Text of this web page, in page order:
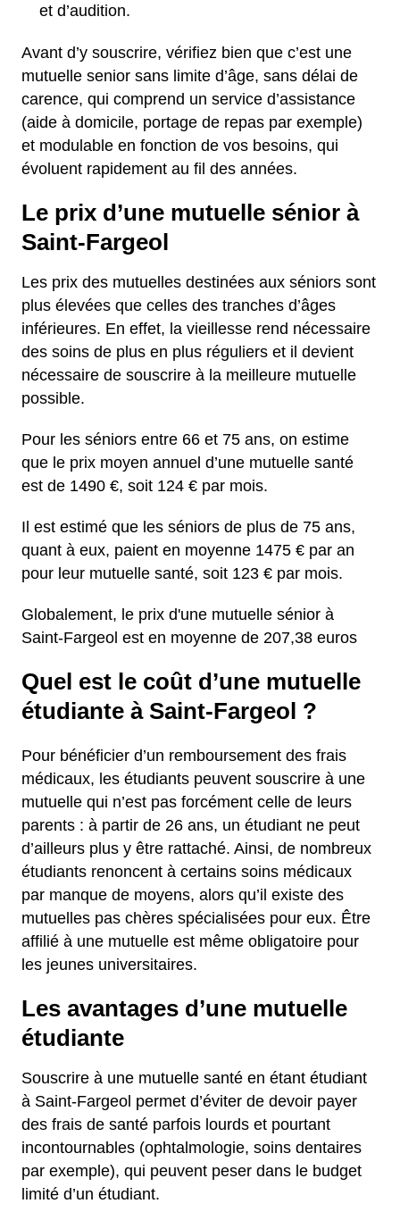
et d’audition.
Avant d’y souscrire, vérifiez bien que c’est une
mutuelle senior sans limite d’âge, sans délai de
carence, qui comprend un service d’assistance
(aide à domicile, portage de repas par exemple)
et modulable en fonction de vos besoins, qui
évoluent rapidement au fil des années.
Le prix d’une mutuelle sénior à
Saint-Fargeol
Les prix des mutuelles destinées aux séniors sont
plus élevées que celles des tranches d’âges
inférieures. En effet, la vieillesse rend nécessaire
des soins de plus en plus réguliers et il devient
nécessaire de souscrire à la meilleure mutuelle
possible.
Pour les séniors entre 66 et 75 ans, on estime
que le prix moyen annuel d’une mutuelle santé
est de 1490 €, soit 124 € par mois.
Il est estimé que les séniors de plus de 75 ans,
quant à eux, paient en moyenne 1475 € par an
pour leur mutuelle santé, soit 123 € par mois.
Globalement, le prix d'une mutuelle sénior à
Saint-Fargeol est en moyenne de 207,38 euros
Quel est le coût d’une mutuelle
étudiante à Saint-Fargeol ?
Pour bénéficier d’un remboursement des frais
médicaux, les étudiants peuvent souscrire à une
mutuelle qui n’est pas forcément celle de leurs
parents : à partir de 26 ans, un étudiant ne peut
d’ailleurs plus y être rattaché. Ainsi, de nombreux
étudiants renoncent à certains soins médicaux
par manque de moyens, alors qu’il existe des
mutuelles pas chères spécialisées pour eux. Être
affilié à une mutuelle est même obligatoire pour
les jeunes universitaires.
Les avantages d’une mutuelle
étudiante
Souscrire à une mutuelle santé en étant étudiant
à Saint-Fargeol permet d’éviter de devoir payer
des frais de santé parfois lourds et pourtant
incontournables (ophtalmologie, soins dentaires
par exemple), qui peuvent peser dans le budget
limité d’un étudiant.